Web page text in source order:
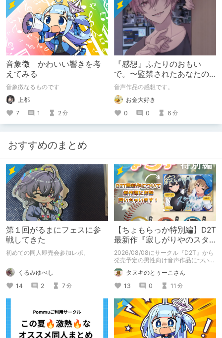
音象徴 かわいい響きを考
えてみる
音象徴なるものです
上都
7
1 2分
『感想』ふたりのおもい
で。〜監禁されたあなたの
末路〜【がるまに限定特典
付き】
音声作品の感想です。
お金大好き
0
0 6 分
おすすめのまとめ
第１回がるまにフェスに参
戦してきた
初めての同人即売会参加レポ。
くるみゆべし
14
2 7分
【ちょもらっか特別編】D2T
最新作『寂しがりやのスタ
ーダストと触れあって』制
作陣にインタビュー！🎤
2026/08/08にサークル『D2T』から
発売予定の男性向け音声作品について
逆神ラニさんと不束こけしさんにお話
聞いちゃいました！夏コミに関する告
知もあります！
タヌキのとぅーこさん
13
0 11 分